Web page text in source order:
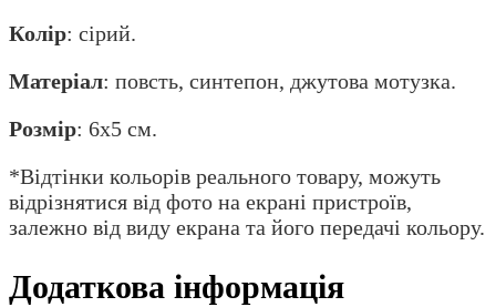
Колір: сірий.
Матеріал: повсть, синтепон, джутова мотузка.
Розмір: 6х5 см.
*Відтінки кольорів реального товару, можуть
відрізнятися від фото на екрані пристроїв,
залежно від виду екрана та його передачі кольору.
Додаткова інформація